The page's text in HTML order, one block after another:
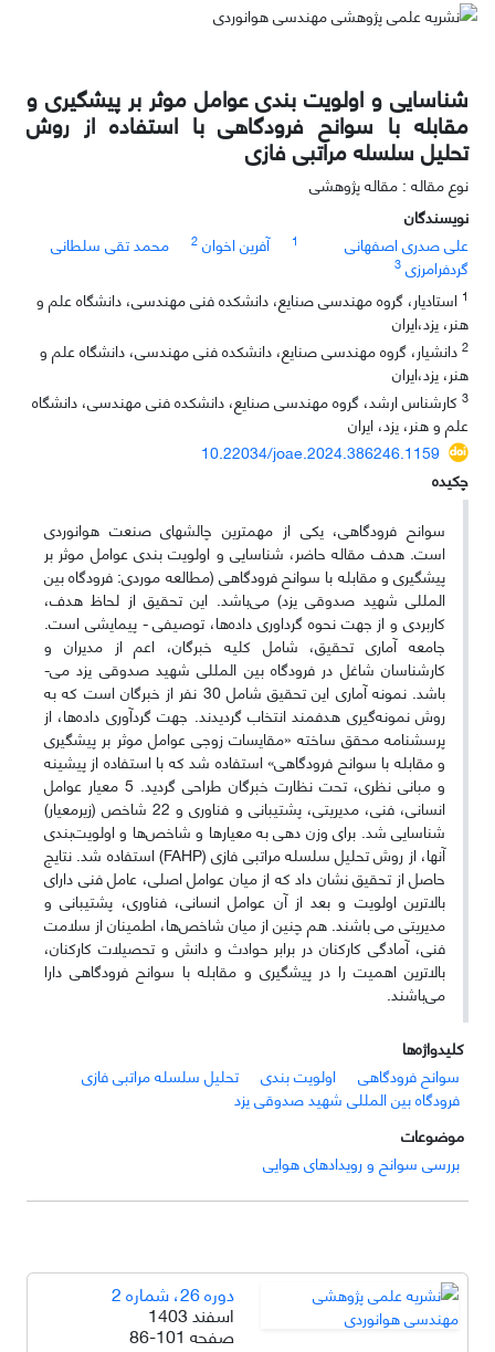
شناسایی و اولویت بندی عوامل موثر بر پیشگیری و
مقابله با سوانح فرودگاهی با استفاده از روش
تحلیل سلسله مراتبی فازی
نوع مقاله : مقاله پژوهشی
نویسندگان
علی صدری اصفهانی
1 آفرین اخوان 2
محمد تقی سلطانی
گردفرامرزی 3
1 استادیار، گروه مهندسی صنایع، دانشکده فنی مهندسی، دانشگاه علم و
هنر، یزد،‌ایران
2 دانشیار، گروه مهندسی صنایع، دانشکده فنی مهندسی، دانشگاه علم و
هنر، یزد،‌ایران
3 کارشناس ارشد، گروه مهندسی صنایع، دانشکده فنی مهندسی،‌ دانشگاه
علم و هنر،‌ یزد،‌ ایران
10.22034/joae.2024.386246.1159
چکیده
سوانح فرودگاهی، یکی از مهمترین چالشهای صنعت هوانوردی
است. هدف مقاله حاضر، شناسایی و اولویت بندی عوامل موثر بر
پیشگیری و مقابله با سوانح فرودگاهی (مطالعه موردی: فرودگاه بین
المللی شهید صدوقی یزد) می‌باشد. این تحقیق از لحاظ هدف،‌
کاربردی و از جهت نحوه گرداوری داده‌ها، توصیفی - پیمایشی است.
جامعه آماری تحقیق، شامل کلیه‌ خبرگان، اعم از مدیران و
کارشناسان شاغل در فرودگاه بین المللی شهید صدوقی یزد می-
باشد. نمونه آماری این تحقیق شامل 30 نفر از خبرگان است که به
روش نمونه‌گیری هدفمند انتخاب گردیدند. جهت گردآوری داده‌ها، از
پرسشنامه‌‌ محقق ساخته «مقایسات زوجی عوامل موثر بر پیشگیری
و مقابله با سوانح فرودگاهی» استفاده شد که با استفاده از پیشینه
و مبانی نظری، تحت نظارت خبرگان طراحی گردید. 5 معیار عوامل
انسانی، فنی، مدیریتی، پشتیبانی و فناوری و 22 شاخص (زیرمعیار)
شناسایی شد. برای وزن دهی به معیارها و شاخص‌ها و اولویت‌بندی
آنها، از روش تحلیل سلسله مراتبی فازی (FAHP) استفاده شد. نتایج
حاصل از تحقیق نشان داد که از میان عوامل اصلی، عامل فنی دارای
بالاترین اولویت و بعد از آن عوامل انسانی، فناوری، پشتیبانی و
مدیریتی می باشند. هم چنین از میان شاخص‌ها، اطمینان از سلامت
فنی، آمادگی کارکنان در برابر حوادث و دانش و تحصیلات کارکنان،
بالاترین اهمیت را در پیشگیری و مقابله با سوانح فرودگاهی دارا
می‌باشند.
کلیدواژه‌ها
سوانح فرودگاهی
اولویت بندی
تحلیل سلسله مراتبی فازی
فرودگاه بین المللی شهید صدوقی یزد
موضوعات
بررسی سوانح و رویدادهای هوایی
دوره 26، شماره 2
اسفند 1403
صفحه 86-101